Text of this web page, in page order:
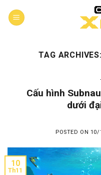
TAG ARCHIVES:
Cấu hình
dưới
POSTED ON 10/
10
Th11